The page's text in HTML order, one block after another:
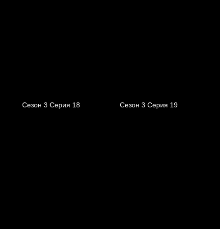
Сезон 3 Серия 18 Сезон 3 Серия 19